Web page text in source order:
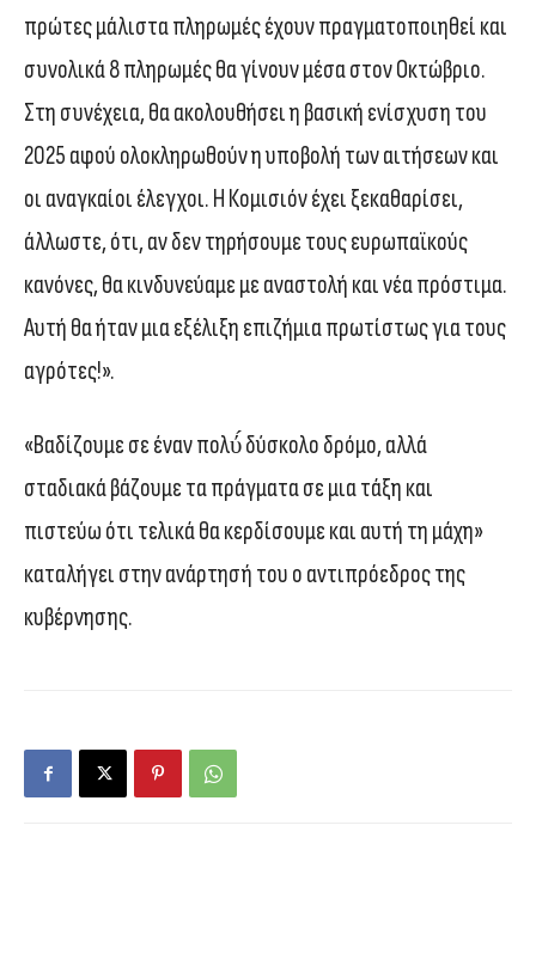
πρώτες μάλιστα πληρωμές έχουν πραγματοποιηθεί και
συνολικά 8 πληρωμές θα γίνουν μέσα στον Οκτώβριο.
Στη συνέχεια, θα ακολουθήσει η βασική ενίσχυση του
2025 αφού ολοκληρωθούν η υποβολή των αιτήσεων και
οι αναγκαίοι έλεγχοι. Η Κομισιόν έχει ξεκαθαρίσει,
άλλωστε, ότι, αν δεν τηρήσουμε τους ευρωπαϊκούς
κανόνες, θα κινδυνεύαμε με αναστολή και νέα πρόστιμα.
Αυτή θα ήταν μια εξέλιξη επιζήμια πρωτίστως για τους
αγρότες!».
«Βαδίζουμε σε έναν πολύ́ δύσκολο δρόμο, αλλά
σταδιακά βάζουμε τα πράγματα σε μια τάξη και
πιστεύω ότι τελικά θα κερδίσουμε και αυτή τη μάχη»
καταλήγει στην ανάρτησή του ο αντιπρόεδρος της
κυβέρνησης.